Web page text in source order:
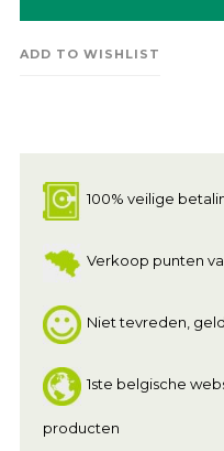
ADD TO WISHLIST
100% veilige
Verkoop punten
Niet tevreden,
1ste belgische
producten